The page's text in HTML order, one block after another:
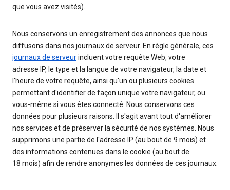
que vous avez visités).
Nous conservons un enregistrement des annonces que nous
diffusons dans nos journaux de serveur. En règle générale, ces
journaux de serveurincluent votre requête Web, votre
adresse IP, le type et la langue de votre navigateur, la date et
l'heure de votre requête, ainsi qu'un ou plusieurs cookies
permettant d'identifier de façon unique votre navigateur, ou
vous-même si vous êtes connecté. Nous conservons ces
données pour plusieurs raisons. Il s'agit avant tout d'améliorer
nos services et de préserver la sécurité de nos systèmes. Nous
supprimons une partie de l'adresse IP (au bout de 9 mois) et
des informations contenues dans le cookie (au bout de
18 mois) afin de rendre anonymes les données de ces journaux.